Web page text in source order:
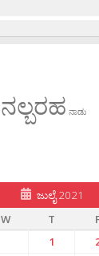
ನಲ್ಬರಹ ನಾಡು
ಜುಲೈ 2021
W T
1